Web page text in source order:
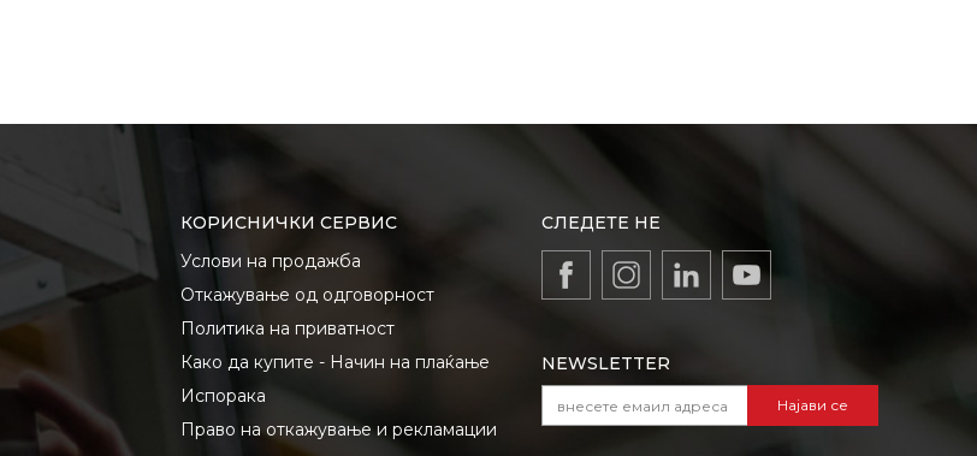
КОРИСНИЧКИ СЕРВИС
Услови на продажба
Откажување од одговорност
Политика на приватност
Како да купите - Начин на плаќање
Испорака
Право на откажување и рекламации
СЛЕДЕТЕ НЕ
NEWSLETTER
Најави се